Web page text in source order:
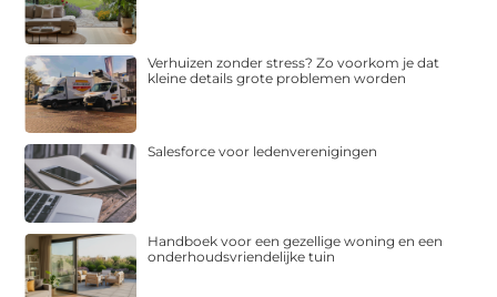
Verhuizen zonder stress? Zo voorkom je dat
kleine details grote problemen worden
Salesforce voor ledenverenigingen
Handboek voor een gezellige woning en een
onderhoudsvriendelijke tuin